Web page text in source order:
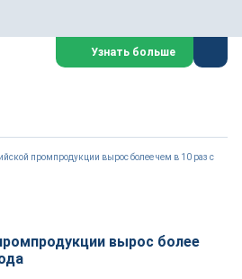
Узнать больше
промпродукции вырос более чем в 10 раз с
вырос более